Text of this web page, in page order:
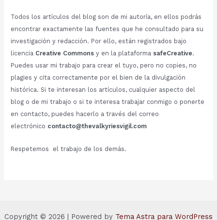
Todos los artículos del blog son de mi autoría, en ellos podrás
encontrar exactamente las fuentes que he consultado para su
investigación y redacción. Por ello, están registrados bajo
licencia Creative Commonsy en la plataforma safeCreative.
Puedes usar mi trabajo para crear el tuyo, pero no copies, no
plagies y cita correctamente por el bien de la divulgación
histórica. Si te interesan los artículos, cualquier aspecto del
blog o de mi trabajo o si te interesa trabajar conmigo o ponerte
en contacto, puedes hacerlo a través del correo
electrónico contacto@thevalkyriesvigil.com
Respetemos el trabajo de los demás.
Copyright © 2026 | Powered by Tema Astra para WordPress